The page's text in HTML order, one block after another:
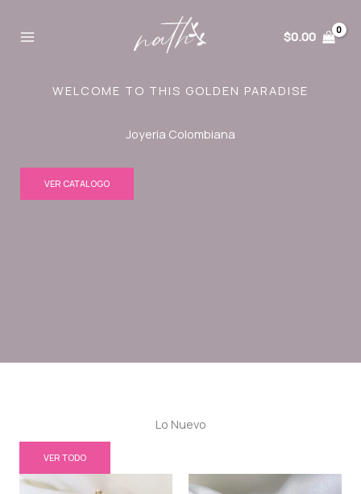
$0.00
WELCOME TO THIS GOLDEN PARADISE
Joyeria Colombiana
VER CATALOGO
Lo Nuevo
VER TODO